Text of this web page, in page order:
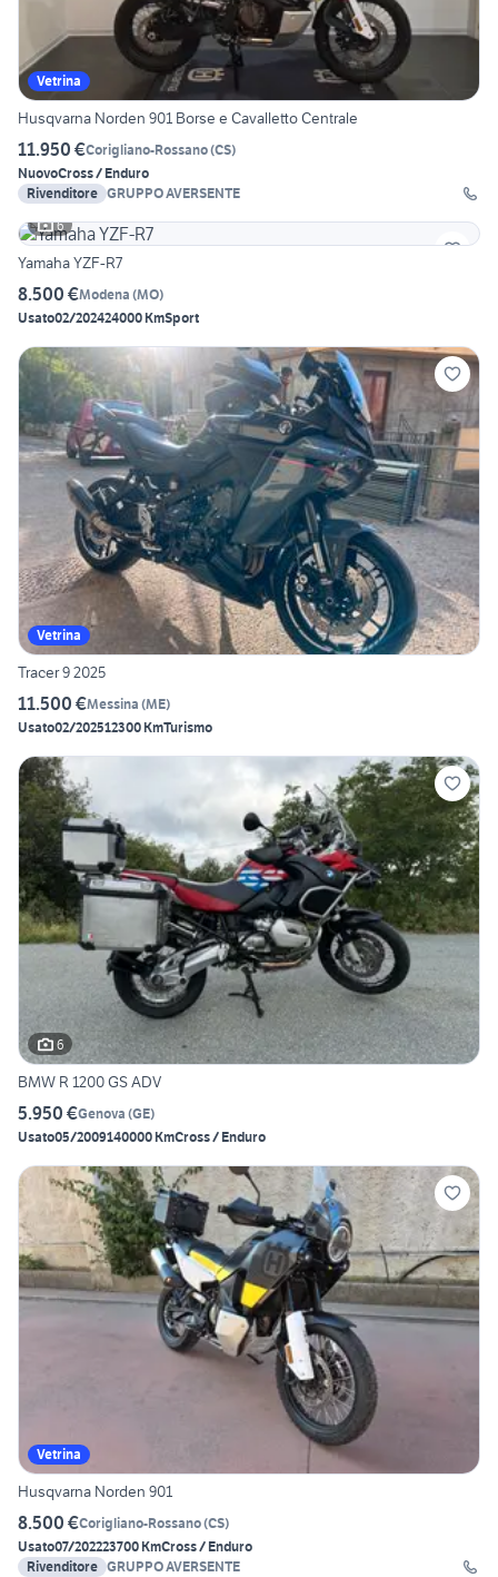
Vetrina
Husqvarna Norden 901 Borse e Cavalletto Centrale
11.950 €Corigliano-Rossano(CS)
NuovoCross / Enduro
Rivenditore GRUPPO AVERSENTE
6
Yamaha YZF-R7
8.500 €Modena (MO)
Usato02/202424000 KmSport
Vetrina
Tracer 9 2025
11.500 €Messina (ME)
Usato02/202512300 KmTurismo
6
BMW R 1200 GS ADV
5.950 €Genova (GE)
Usato05/2009140000 KmCross / Enduro
Vetrina
Husqvarna Norden 901
8.500 €Corigliano-Rossano(CS)
Usato07/202223700 KmCross / Enduro
Rivenditore GRUPPO AVERSENTE